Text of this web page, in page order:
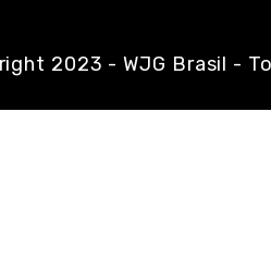
2023 - WJG Brasil -